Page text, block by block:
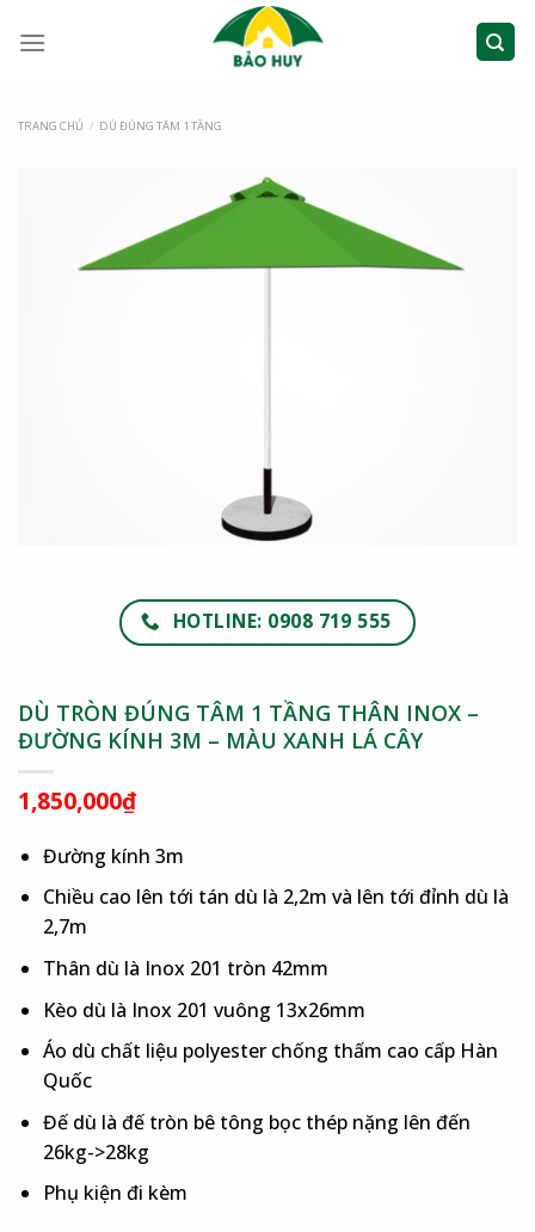
TRANG CHỦ / DÙ ĐÚNG TÂM 1 TẦNG
HOTLINE: 0908 719 555
DÙ TRÒN ĐÚNG TÂM 1 TẦNG THÂN INOX –
ĐƯỜNG KÍNH 3M – MÀU XANH LÁ CÂY
1,850,000₫
Đường kính 3m
Chiều cao lên tới tán dù là 2,2m và lên tới đỉnh dù là
2,7m
Thân dù là Inox 201 tròn 42mm
Kèo dù là Inox 201 vuông 13x26mm
Áo dù chất liệu polyester chống thấm cao cấp Hàn
Quốc
Đế dù là đế tròn bê tông bọc thép nặng lên đến
26kg->28kg
Phụ kiện đi kèm